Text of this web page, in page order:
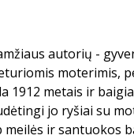
autorių -
moterimis,
1912 metais ir
jo ryšiai su
ir santuokos